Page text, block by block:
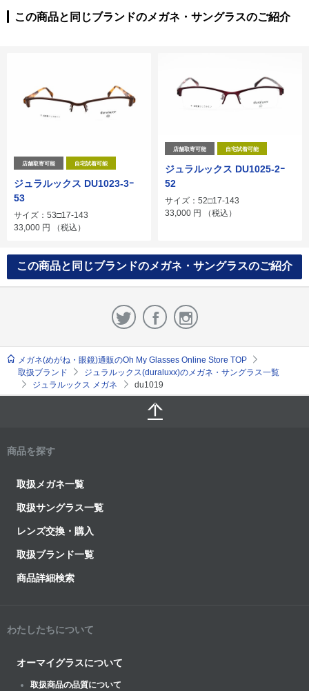
この商品と同じブランドのメガネ・サングラスのご紹介
店舗取寄可能 自宅試着可能
ジュラルックス DU1023-3ｰ
53
サイズ：53□17-143
33,000 円 （税込）
店舗取寄可能 自宅試着可能
ジュラルックス DU1025-2ｰ
52
サイズ：52□17-143
33,000 円 （税込）
この商品と同じブランドのメガネ・サングラスのご紹介
メガネ(めがね・眼鏡)通販のOh My Glasses Online Store TOP
取扱ブランド
ジュラルックス(duraluxx)のメガネ・サングラス一覧
ジュラルックス メガネ
du1019
商品を探す
取扱メガネ一覧
取扱サングラス一覧
レンズ交換・購入
取扱ブランド一覧
商品詳細検索
わたしたちについて
オーマイグラスについて
取扱商品の品質について